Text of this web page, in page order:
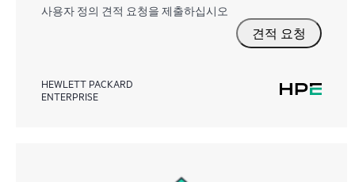
사용자 정의 견적 요청을 제출하십시오
견적 요청
HEWLETT PACKARD
ENTERPRISE